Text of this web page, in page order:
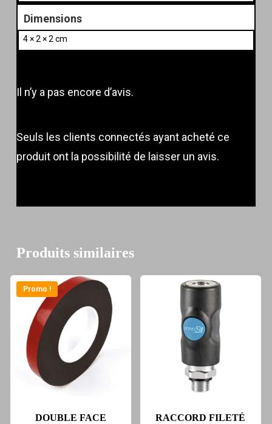
Dimensions
4 × 2 × 2 cm
Il n’y a pas encore d’avis.
Seuls les clients connectés ayant acheté ce
produit ont la possibilité de laisser un avis.
Produits similaires
Promo !
DOUBLE FACE
RACCORD FILETÉ